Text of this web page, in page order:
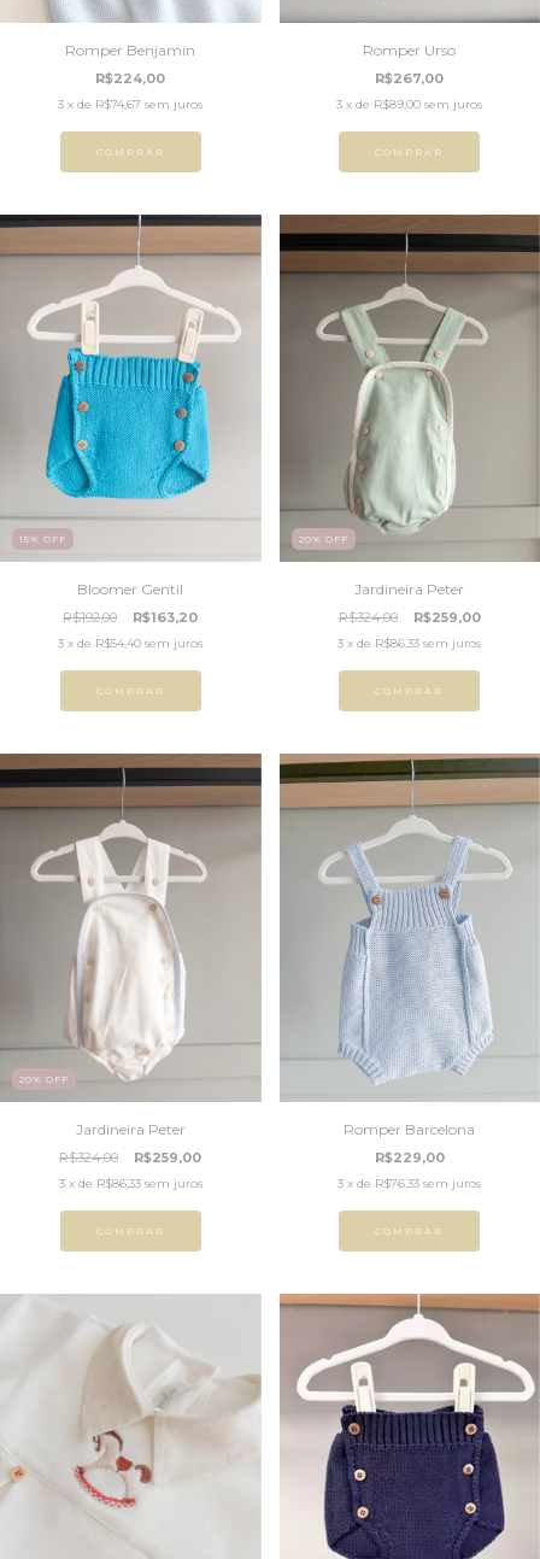
Romper Benjamin
R$224,00
3 x de R$74,67 sem juros
COMPRAR
Romper Urso
R$267,00
3 x de R$89,00 sem juros
COMPRAR
15% OFF
Bloomer Gentil
R$192,00 R$163,20
3 x de R$54,40 sem juros
COMPRAR
20% OFF
Jardineira Peter
R$324,00 R$259,00
3 x de R$86,33 sem juros
COMPRAR
20% OFF
Jardineira Peter
R$324,00 R$259,00
3 x de R$86,33 sem juros
COMPRAR
Romper Barcelona
R$229,00
3 x de R$76,33 sem juros
COMPRAR